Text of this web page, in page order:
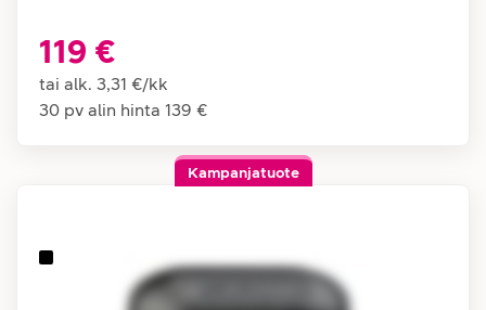
119 €
tai alk. 3,31 €/kk
30 pv alin hinta 139 €
Kampanjatuote